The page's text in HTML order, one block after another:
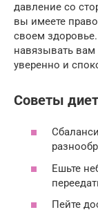
давление со
вы имеете
своем
навязывать вам
уверенно и
Советы
Ешьте
Пейте